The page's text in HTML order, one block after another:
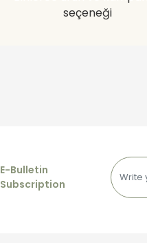
seçeneği
E-Bulletin
Subscription